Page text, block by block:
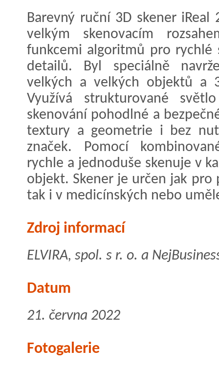
Barevný ruční 3D skener
velkým skenovacím
funkcemi algoritmů pro rychlé
detailů. Byl speciálně
velkých a velkých objektů a
Využívá strukturované
skenování pohodlné a
textury a geometrie i bez
značek. Pomocí
rychle a jednoduše skenuje v
objekt. Skener je určen jak pro
tak i v medicínských nebo
Zdroj informací
ELVIRA, spol. s r. o. a
Datum
21. června 2022
Fotogalerie